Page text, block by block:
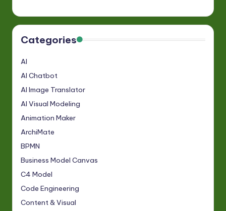
Categories
AI
AI Chatbot
AI Image Translator
AI Visual Modeling
Animation Maker
ArchiMate
BPMN
Business Model Canvas
C4 Model
Code Engineering
Content & Visual